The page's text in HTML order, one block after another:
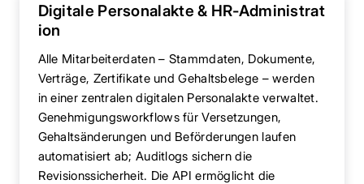
Digitale Personalakte & HR-Administrat
ion
Alle Mitarbeiterdaten – Stammdaten, Dokumente,
Verträge, Zertifikate und Gehaltsbelege – werden
in einer zentralen digitalen Personalakte verwaltet.
Genehmigungsworkflows für Versetzungen,
Gehaltsänderungen und Beförderungen laufen
automatisiert ab; Auditlogs sichern die
Revisionssicherheit. Die API ermöglicht die